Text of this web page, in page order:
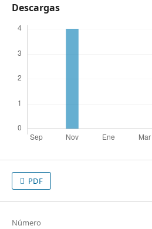
Descargas
PDF
Número